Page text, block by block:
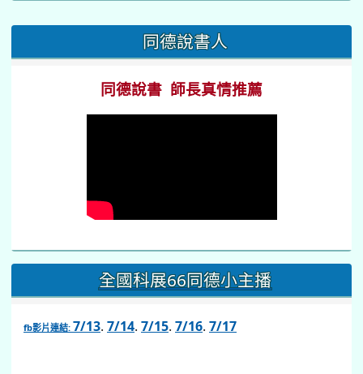
::: 同德說書人
同德說書 師長真情推薦
全國科展66同德小主播
fb影片連結: 7/13. 7/14. 7/15. 7/16. 7/17